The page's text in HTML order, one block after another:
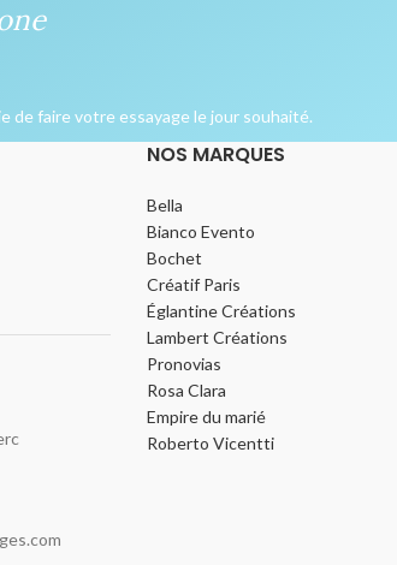
de faire votre essayage le jour souhaité.
NOS MARQUES
Bella
Bianco Evento
Bochet
Créatif Paris
Églantine Créations
Lambert Créations
Pronovias
Rosa Clara
Empire du marié
Roberto Vicentti